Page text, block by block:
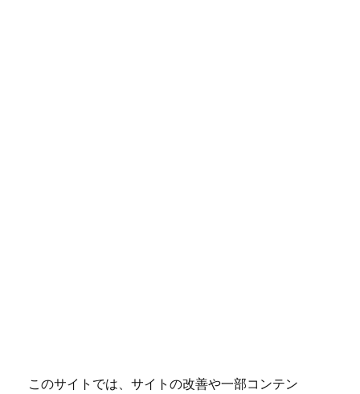
このサイトでは、サイトの改善や一部コンテン